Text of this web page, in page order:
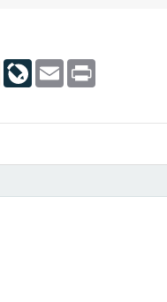
Odnoklassniki
LiveJournal
Email